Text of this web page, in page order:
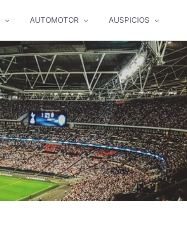
AUTOMOTOR AUSPICIOS